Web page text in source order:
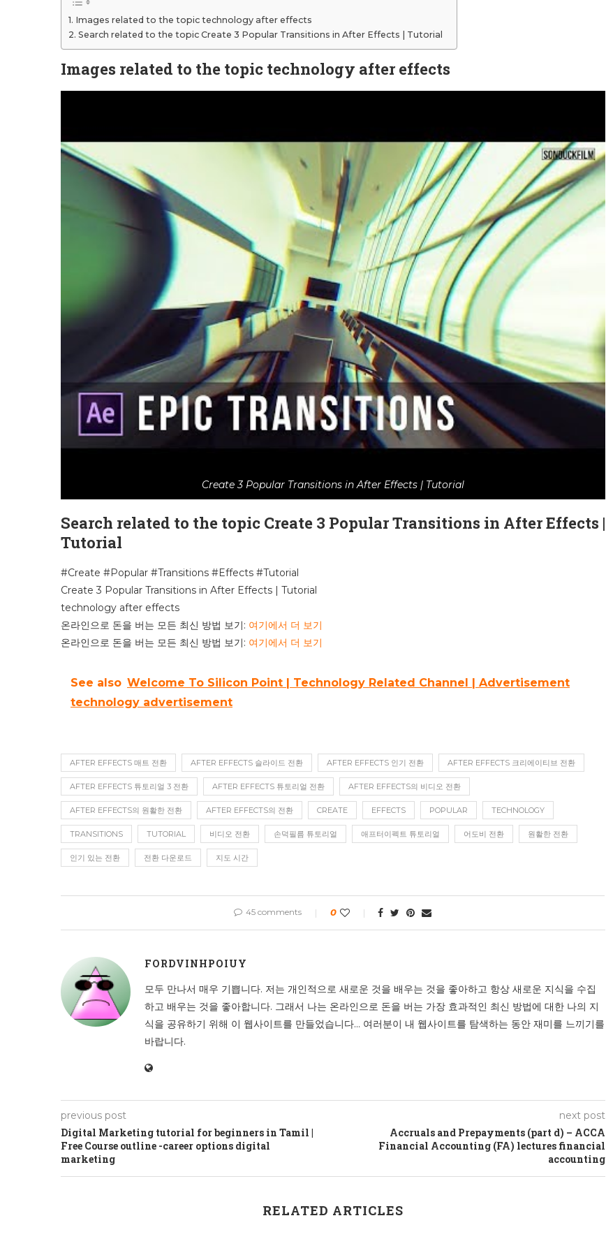
Images related to the topic technology after effects
Search related to the topic Create 3 Popular Transitions in After Effects | Tutorial
Images related to the topic technology after effects
Create 3 Popular Transitions in After Effects | Tutorial
Search related to the topic Create 3 Popular Transitions in After Effects |
Tutorial
#Create #Popular #Transitions #Effects #Tutorial
Create 3 Popular Transitions in After Effects | Tutorial
technology after effects
온라인으로 돈을 버는 모든 최신 방법 보기: 여기에서 더 보기
온라인으로 돈을 버는 모든 최신 방법 보기: 여기에서 더 보기
See also Welcome To Silicon Point | Technology Related Channel | Advertisement
technology advertisement
AFTER EFFECTS 매트 전환 AFTER EFFECTS 슬라이드 전환 AFTER EFFECTS 인기 전환 AFTER EFFECTS 크리에이티브 전환
AFTER EFFECTS 튜토리얼 3 전환 AFTER EFFECTS 튜토리얼 전환 AFTER EFFECTS의 비디오 전환
AFTER EFFECTS의 원활한 전환 AFTER EFFECTS의 전환 CREATE EFFECTS POPULAR TECHNOLOGY
TRANSITIONS TUTORIAL 비디오 전환 손덕필름 튜토리얼 애프터이펙트 튜토리얼 어도비 전환 원활한 전환
인기 있는 전환 전환 다운로드 지도 시간
45 comments 0
FORDVINHPOIUY
모두 만나서 매우 기쁩니다. 저는 개인적으로 새로운 것을 배우는 것을 좋아하고 항상 새로운 지식을 수집
하고 배우는 것을 좋아합니다. 그래서 나는 온라인으로 돈을 버는 가장 효과적인 최신 방법에 대한 나의 지
식을 공유하기 위해 이 웹사이트를 만들었습니다... 여러분이 내 웹사이트를 탐색하는 동안 재미를 느끼기를
바랍니다.
previous post
Digital Marketing tutorial for beginners in Tamil |
Free Course outline -career options digital
marketing
next post
Accruals and Prepayments (part d) – ACCA
Financial Accounting (FA) lectures financial
accounting
RELATED ARTICLES